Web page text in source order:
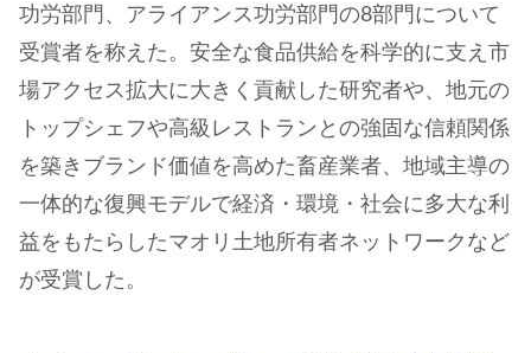
功労部門、アライアンス功労部門の8部門について
受賞者を称えた。安全な食品供給を科学的に支え市
場アクセス拡大に大きく貢献した研究者や、地元の
トップシェフや高級レストランとの強固な信頼関係
を築きブランド価値を高めた畜産業者、地域主導の
一体的な復興モデルで経済・環境・社会に多大な利
益をもたらしたマオリ土地所有者ネットワークなど
が受賞した。